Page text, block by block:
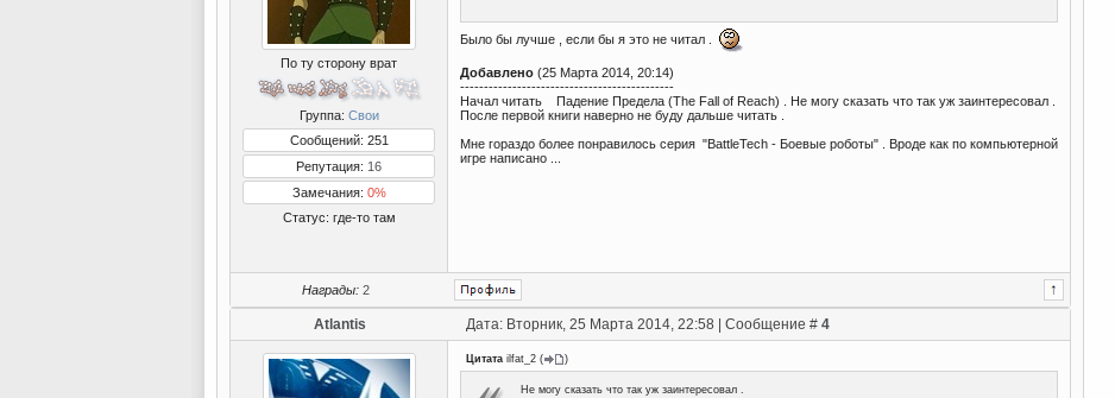
По ту сторону врат
Группа: Свои
Сообщений: 251
Репутация: 16
Замечания: 0%
Статус: где-то там
Было бы лучше , если бы я это не читал .
Добавлено (25 Марта 2014, 20:14)
---------------------------------------------
Начал читать Падение Предела (The Fall of Reach) . Не могу сказать что так уж заинтересовал .
После первой книги наверно не буду дальше читать .
Мне гораздо более понравилось серия "BattleTech - Боевые роботы" . Вроде как по компьютерной
игре написано ...
Награды: 2
Atlantis Дата: Вторник, 25 Марта 2014, 22:58 | Сообщение # 4
Цитата ilfat_2 ( )
Не могу сказать что так уж заинтересовал .